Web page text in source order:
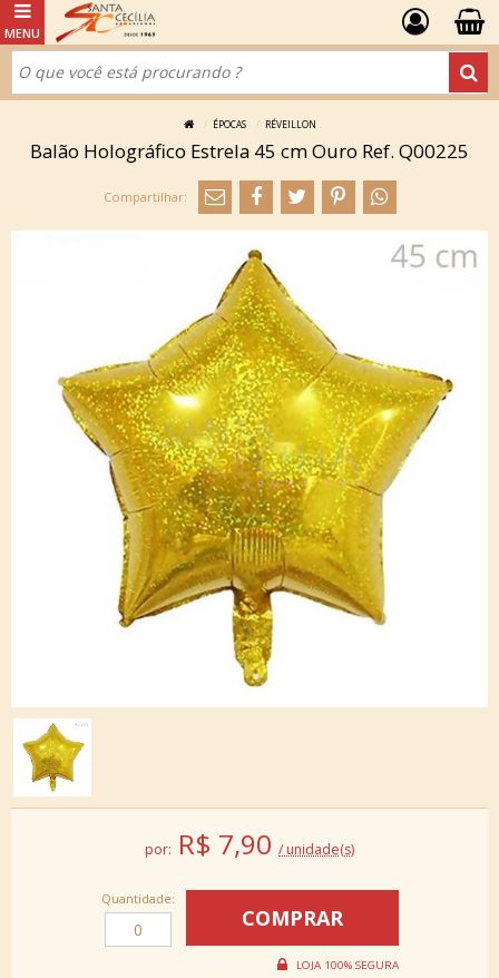
ÉPOCAS RÉVEILLON
Balão Holográfico Estrela 45 cm Ouro Ref. Q00225
por: R$ 7,90 / unidade(s)
Quantidade: